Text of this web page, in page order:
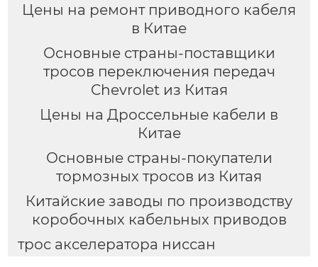
Цены на ремонт приводного кабеля
в Китае
Основные страны-поставщики
тросов переключения передач
Chevrolet из Китая
Цены на Дроссельные кабели в
Китае
Основные страны-покупатели
тормозных тросов из Китая
Китайские заводы по производству
коробочных кабельных приводов
трос акселератора ниссан